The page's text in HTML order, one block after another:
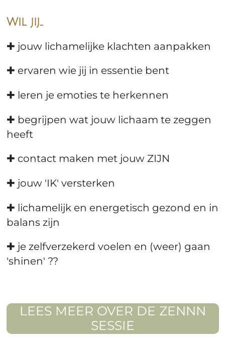
Wil jij...
✚ jouw lichamelijke klachten aanpakken
✚ ervaren wie jij in essentie bent
✚ leren je emoties te herkennen
✚ begrijpen wat jouw lichaam te zeggen
heeft
✚ contact maken met jouw ZIJN
✚ jouw 'IK' versterken
✚ lichamelijk en energetisch gezond en in
balans zijn
✚ je zelfverzekerd voelen en (weer) gaan
'shinen' ??
LEES MEER OVER DE ZENNN
SESSIE